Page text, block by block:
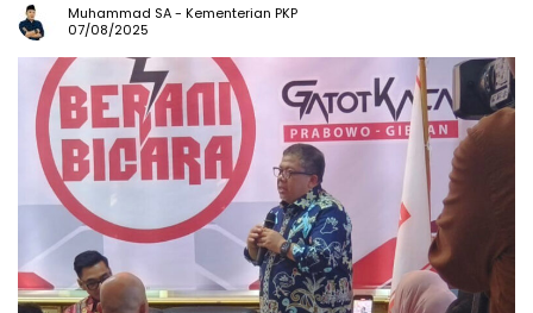
Muhammad SA- Kementerian PKP
07/08/2025